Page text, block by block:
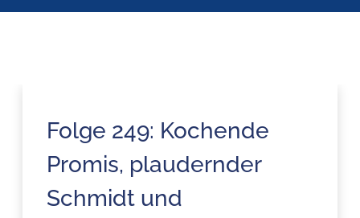
Folge 249: Kochende
Promis, plaudernder
Schmidt und